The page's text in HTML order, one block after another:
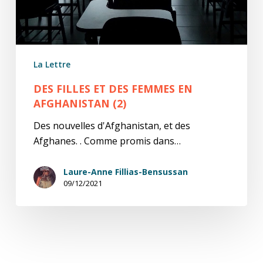
La Lettre
DES FILLES ET DES FEMMES EN
AFGHANISTAN (2)
Des nouvelles d'Afghanistan, et des
Afghanes. . Comme promis dans…
Laure-Anne Fillias-Bensussan
09/12/2021